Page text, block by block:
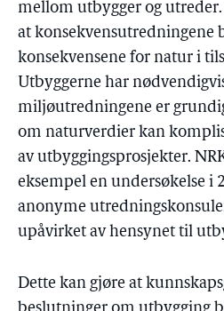
mellom utbygger og
at konsekvensutredningene
konsekvensene for natur i
Utbyggerne har
miljøutredningene er
om naturverdier kan
av utbyggingsprosjekter.
eksempel en undersøkelse i
anonyme
upåvirket av hensynet til
Dette kan gjøre at